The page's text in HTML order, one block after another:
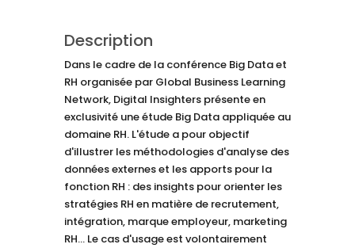
Description
Dans le cadre de la conférence Big Data et
RH organisée par Global Business Learning
Network, Digital Insighters présente en
exclusivité une étude Big Data appliquée au
domaine RH. L'étude a pour objectif
d'illustrer les méthodologies d'analyse des
données externes et les apports pour la
fonction RH : des insights pour orienter les
stratégies RH en matière de recrutement,
intégration, marque employeur, marketing
RH... Le cas d'usage est volontairement